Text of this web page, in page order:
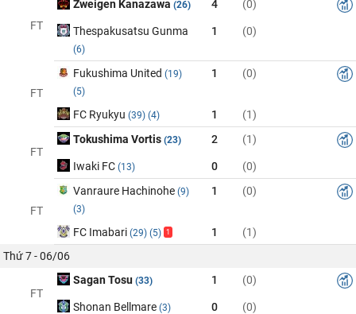
FT
Zweigen Kanazawa (26) 4 (0)
Thespakusatsu Gunma
(6)
1 (0)
FT
Fukushima United (19)
(5)
1 (0)
FC Ryukyu (39) (4) 1 (1)
FT
Tokushima Vortis (23) 2 (1)
Iwaki FC (13) 0 (0)
FT
Vanraure Hachinohe (9)
(3)
1 (0)
FC Imabari (29) (5) 1 1
(1)
Thứ 7 - 06/06
FT
Sagan Tosu (33) 1 (0)
Shonan Bellmare (3) 0 (0)